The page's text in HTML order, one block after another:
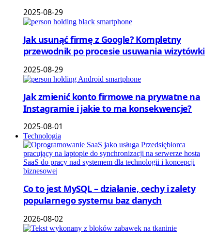
2025-08-29
Jak usunąć firmę z Google? Kompletny
przewodnik po procesie usuwania wizytówki
2025-08-29
Jak zmienić konto firmowe na prywatne na
Instagramie i jakie to ma konsekwencje?
2025-08-01
Technologia
Co to jest MySQL – działanie, cechy i zalety
popularnego systemu baz danych
2026-08-02